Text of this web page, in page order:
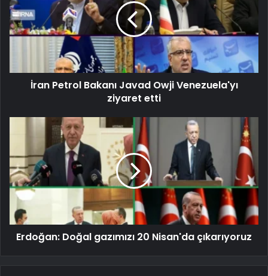
İran Petrol Bakanı Javad Owji Venezuela'yı
ziyaret etti
Erdoğan: Doğal gazımızı 20 Nisan'da çıkarıyoruz